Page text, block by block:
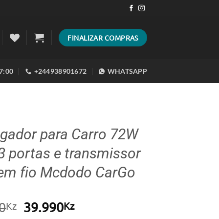
FINALIZAR COMPRAS
+244938901672 WHATSAPP
para Carro 72W
portas e transmissor
fio Mcdodo CarGo
Kz O
39.990KzO